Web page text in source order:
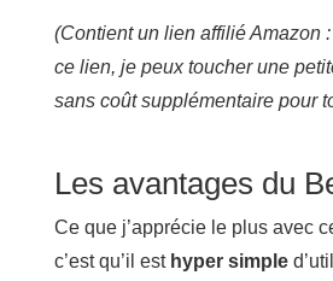
(Contient un lien affilié Amazon
ce lien, je peux toucher une
sans coût supplémentaire pour
Les avantages du
Ce que j’apprécie le plus avec
c’est qu’il est hyper simple